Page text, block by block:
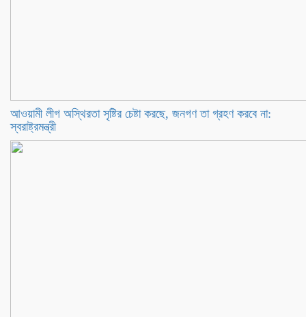
আওয়ামী লীগ অস্থিরতা সৃষ্টির চেষ্টা করছে, জনগণ তা গ্রহণ করবে না:
স্বরাষ্ট্রমন্ত্রী